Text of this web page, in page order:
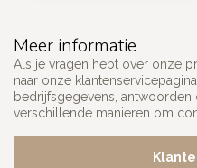
Meer informatie
Als je vragen hebt over onze
naar onze
bedrijfsgegevens,
verschillende manieren om